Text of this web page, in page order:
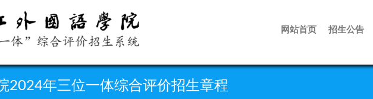
网站首页 招生公告
2024年三位一体综合评价招生章程